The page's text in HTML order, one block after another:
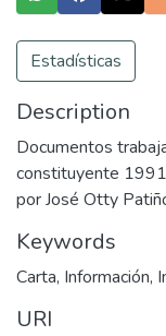
Estadísticas
Description
Documentos
constituyente
por José Otty
Keywords
Carta, Información,
URI